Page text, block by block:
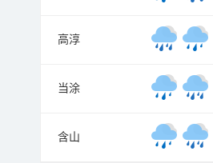
高淳
当涂
含山